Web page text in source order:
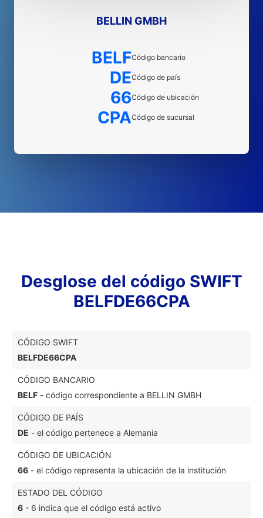
BELLIN GMBH
BELFCódigo bancario
DECódigo de país
66Código de ubicación
CPACódigo de sucursal
Desglose del código SWIFT
BELFDE66CPA
CÓDIGO SWIFT
BELFDE66CPA
CÓDIGO BANCARIO
BELF - código correspondiente a BELLIN GMBH
CÓDIGO DE PAÍS
DE - el código pertenece a Alemania
CÓDIGO DE UBICACIÓN
66 - el código representa la ubicación de la institución
ESTADO DEL CÓDIGO
6 - 6 indica que el código está activo